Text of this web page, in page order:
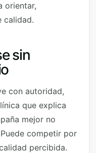
orientar,
calidad.
sin
con autoridad,
que explica
mejor no
competir por
percibida.